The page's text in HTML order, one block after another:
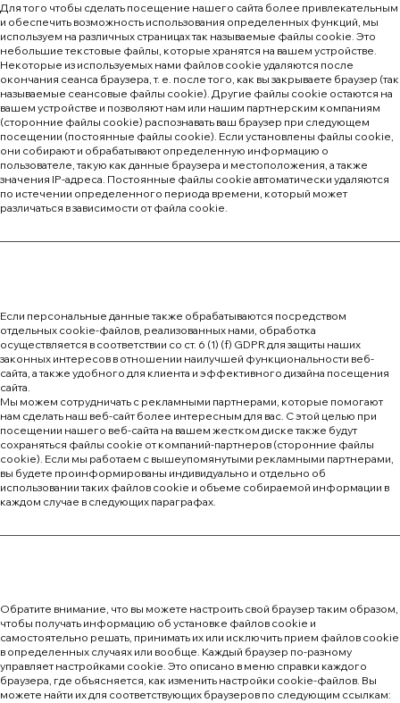
Для того чтобы сделать посещение нашего сайта более привлекательным
и обеспечить возможность использования определенных функций, мы
используем на различных страницах так называемые файлы cookie. Это
небольшие текстовые файлы, которые хранятся на вашем устройстве.
Некоторые из используемых нами файлов cookie удаляются после
окончания сеанса браузера, т. е. после того, как вы закрываете браузер (так
называемые сеансовые файлы cookie). Другие файлы cookie остаются на
вашем устройстве и позволяют нам или нашим партнерским компаниям
(сторонние файлы cookie) распознавать ваш браузер при следующем
посещении (постоянные файлы cookie). Если установлены файлы cookie,
они собирают и обрабатывают определенную информацию о
пользователе, такую как данные браузера и местоположения, а также
значения IP-адреса. Постоянные файлы cookie автоматически удаляются
по истечении определенного периода времени, который может
различаться в зависимости от файла cookie.
Если персональные данные также обрабатываются посредством
отдельных cookie-файлов, реализованных нами, обработка
осуществляется в соответствии со ст. 6 (1) (f) GDPR для защиты наших
законных интересов в отношении наилучшей функциональности веб-
сайта, а также удобного для клиента и эффективного дизайна посещения
сайта.
Мы можем сотрудничать с рекламными партнерами, которые помогают
нам сделать наш веб-сайт более интересным для вас. С этой целью при
посещении нашего веб-сайта на вашем жестком диске также будут
сохраняться файлы cookie от компаний-партнеров (сторонние файлы
cookie). Если мы работаем с вышеупомянутыми рекламными партнерами,
вы будете проинформированы индивидуально и отдельно об
использовании таких файлов cookie и объеме собираемой информации в
каждом случае в следующих параграфах.
Обратите внимание, что вы можете настроить свой браузер таким образом,
чтобы получать информацию об установке файлов cookie и
самостоятельно решать, принимать их или исключить прием файлов cookie
в определенных случаях или вообще. Каждый браузер по-разному
управляет настройками cookie. Это описано в меню справки каждого
браузера, где объясняется, как изменить настройки cookie-файлов. Вы
можете найти их для соответствующих браузеров по следующим ссылкам: